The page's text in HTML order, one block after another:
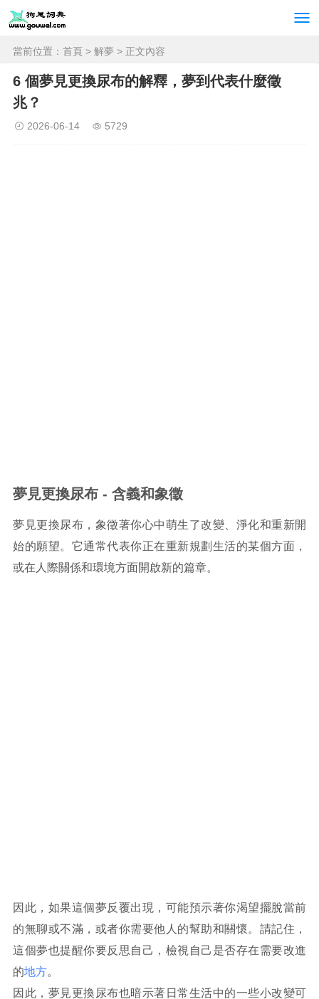
當前位置： 首頁 > 解夢 > 正文內容
6 個夢見更換尿布的解釋，夢到代表什麼徵
兆？
2026-06-14 5729
夢見更換尿布 - 含義和象徵
夢見更換尿布，象徵著你心中萌生了改變、淨化和重新開
始的願望。它通常代表你正在重新規劃生活的某個方面，
或在人際關係和環境方面開啟新的篇章。
因此，如果這個夢反覆出現，可能預示著你渴望擺脫當前
的無聊或不滿，或者你需要他人的幫助和關懷。請記住，
這個夢也提醒你要反思自己，檢視自己是否存在需要改進
的地方。
因此，夢見更換尿布也暗示著日常生活中的一些小改變可